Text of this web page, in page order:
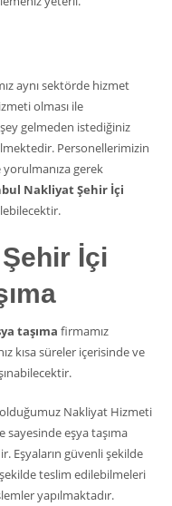
aynı sektörde hizmet
olması ile
şey gelmeden istediğiniz
Personellerimizin
gerek
Nakliyat Şehir İçi
İçi
taşıma firmamız
kısa süreler içerisinde ve
Nakliyat Hizmeti
eşya taşıma
Eşyaların güvenli şekilde
teslim edilebilmeleri
yapılmaktadır.